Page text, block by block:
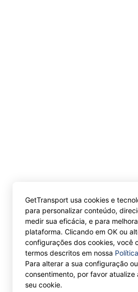
GetTransport usa cookies e
para personalizar conteúdo,
medir sua eficácia, e para
plataforma. Clicando em OK ou
configurações dos cookies, você
termos descritos em nossa
Para alterar a sua configuração
consentimento, por favor atualize
seu cookie.